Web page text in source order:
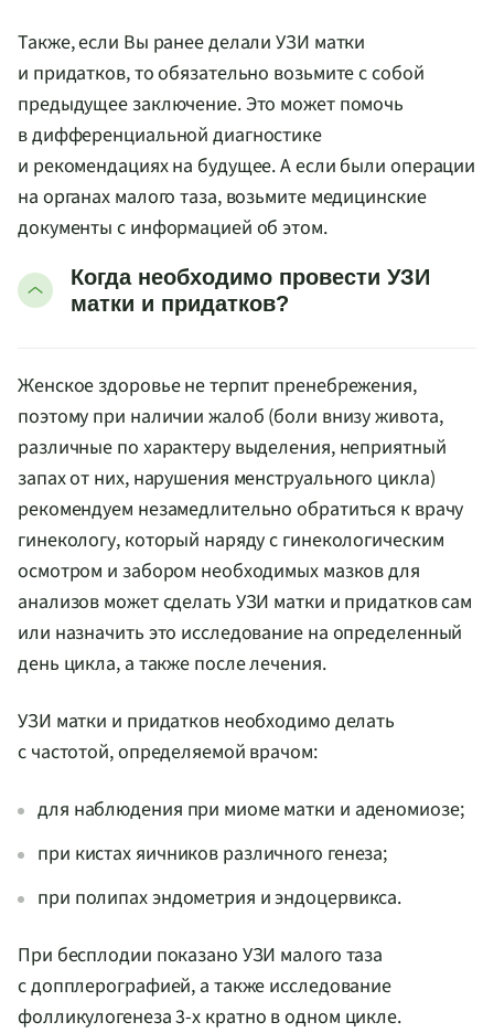
Также, если Вы ранее делали УЗИ матки
и придатков, то обязательно возьмите с собой
предыдущее заключение. Это может помочь
в дифференциальной диагностике
и рекомендациях на будущее. А если были операции
на органах малого таза, возьмите медицинские
документы с информацией об этом.
Когда необходимо провести УЗИ
матки и придатков?
Женское здоровье не терпит пренебрежения,
поэтому при наличии жалоб (боли внизу живота,
различные по характеру выделения, неприятный
запах от них, нарушения менструального цикла)
рекомендуем незамедлительно обратиться к врачу
гинекологу, который наряду с гинекологическим
осмотром и забором необходимых мазков для
анализов может сделать УЗИ матки и придатков сам
или назначить это исследование на определенный
день цикла, а также после лечения.
УЗИ матки и придатков необходимо делать
с частотой, определяемой врачом:
для наблюдения при миоме матки и аденомиозе;
при кистах яичников различного генеза;
при полипах эндометрия и эндоцервикса.
При бесплодии показано УЗИ малого таза
с допплерографией, а также исследование
фолликулогенеза3-х кратно в одном цикле.